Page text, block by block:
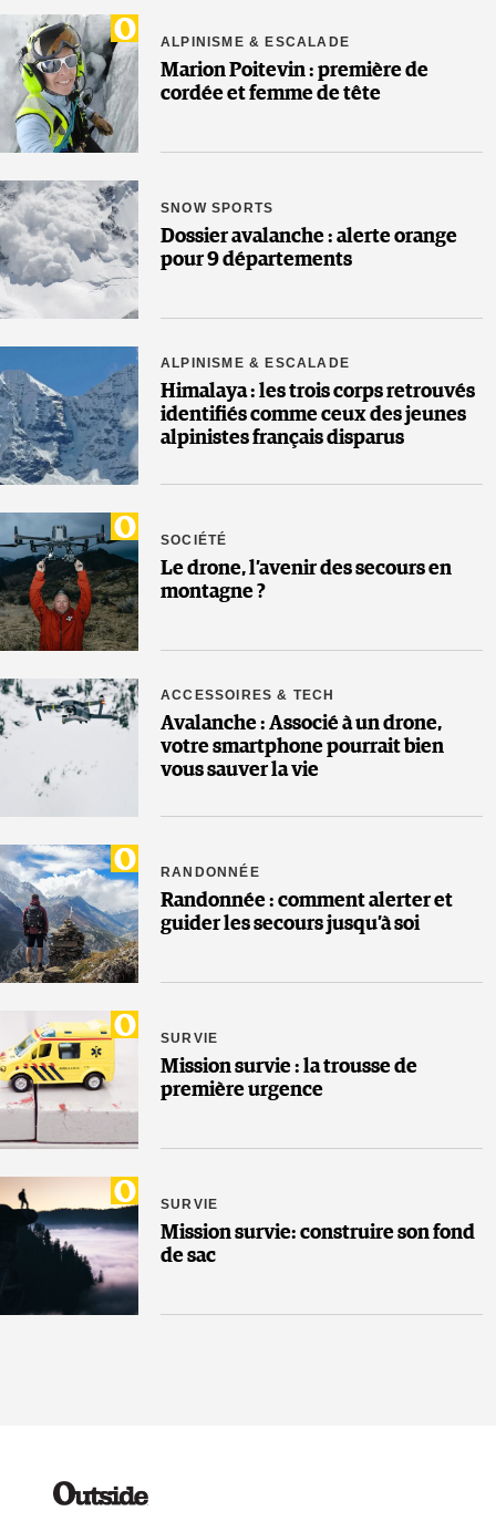
ALPINISME & ESCALADE
Marion Poitevin : première de
cordée et femme de tête
SNOW SPORTS
Dossier avalanche : alerte orange
pour 9 départements
ALPINISME & ESCALADE
Himalaya : les trois corps retrouvés
identifiés comme ceux des jeunes
alpinistes français disparus
SOCIÉTÉ
Le drone, l’avenir des secours en
montagne ?
ACCESSOIRES & TECH
Avalanche : Associé à un drone,
votre smartphone pourrait bien
vous sauver la vie
RANDONNÉE
Randonnée : comment alerter et
guider les secours jusqu’à soi
SURVIE
Mission survie : la trousse de
première urgence
SURVIE
Mission survie: construire son fond
de sac